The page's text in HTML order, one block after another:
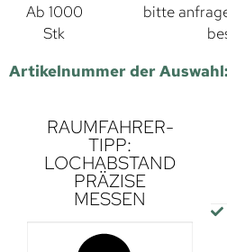
Ab 1000
Stk
bitte
Artikelnummer der Auswahl:
RAUMFAHRER-
TIPP:
LOCHABSTAND
PRÄZISE
MESSEN